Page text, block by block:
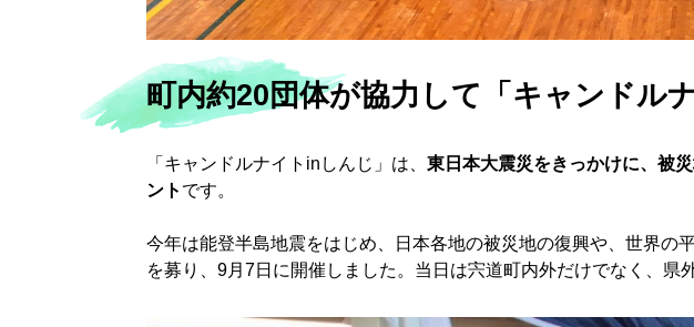
町内約20団体が協力して「キャンドル
「キャンドルナイトinしんじ」は、 東日本大震災をきっかけに、被
ント です。
今年は能登半島地震をはじめ、日本各地の被災地の復興や、世界の
を募り、9月7日に開催しました。当日は宍道町内外だけでなく、県